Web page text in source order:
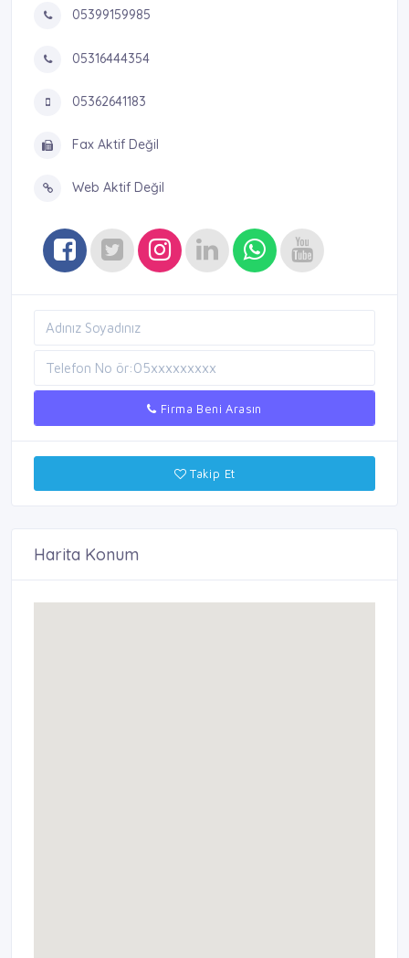
05399159985
05316444354
05362641183
Fax Aktif Değil
Web Aktif Değil
Firma Beni Arasın
Takip Et
Harita Konum